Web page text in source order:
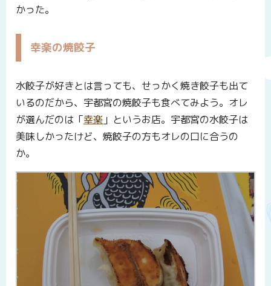
かった。
幸楽の焼餃子
水餃子が好きとは言っても、せっかく焼き餃子も出て
いるのだから、宇都宮の焼餃子も食べてみよう。オレ
が選んだのは「幸楽 」というお店。宇都宮の水餃子は
美味しかったけど、焼餃子の方もオレの口に合うの
か。